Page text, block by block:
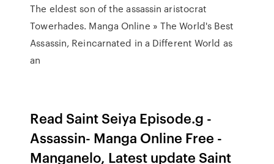
The eldest son of the assassin aristocrat
Towerhades. Manga Online » The World's Best
Assassin, Reincarnated in a Different World as
an
Read Saint Seiya Episode.g -
Assassin- Manga Online Free -
Manganelo, Latest update Saint